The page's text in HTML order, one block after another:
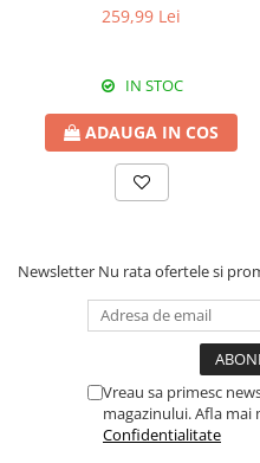
Italia,8246,negru
259,99 Lei
IN STOC
ADAUGA IN COS
Newsletter Nu rata ofertele si
Vreau sa primesc
magazinului. Afla mai
Confidentialitate